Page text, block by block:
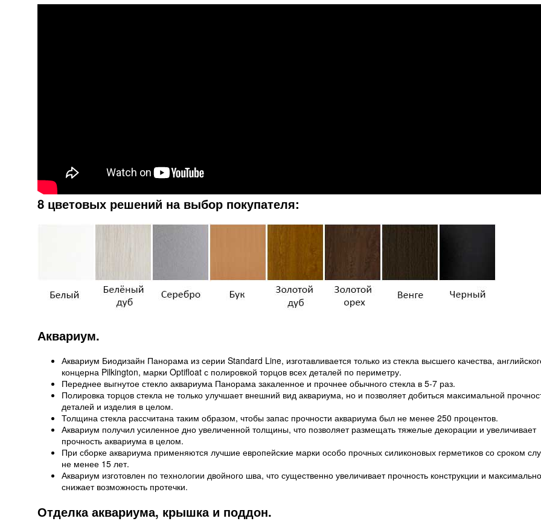
8 цветовых решений на выбор покупателя:
Аквариум.
Аквариум Биодизайн Панорама из серии Standard Line, изготавливается только из стекла высшего качества,
концерна Pilkington, марки Optifloat с полировкой торцов всех деталей по периметру.
Переднее выгнутое стекло аквариума Панорама закаленное и прочнее обычного стекла в 5-7 раз.
Полировка торцов стекла не только улучшает внешний вид аквариума, но и позволяет добиться максимальной
деталей и изделия в целом.
Толщина стекла рассчитана таким образом, чтобы запас прочности аквариума был не менее 250 процентов.
Аквариум получил усиленное дно увеличенной толщины, что позволяет размещать тяжелые декорации и увеличивает
прочность аквариума в целом.
При сборке аквариума применяются лучшие европейские марки особо прочных силиконовых герметиков со сроком
не менее 15 лет.
Аквариум изготовлен по технологии двойного шва, что существенно увеличивает прочность конструкции и максимально
снижает возможность протечки.
Отделка аквариума, крышка и поддон.